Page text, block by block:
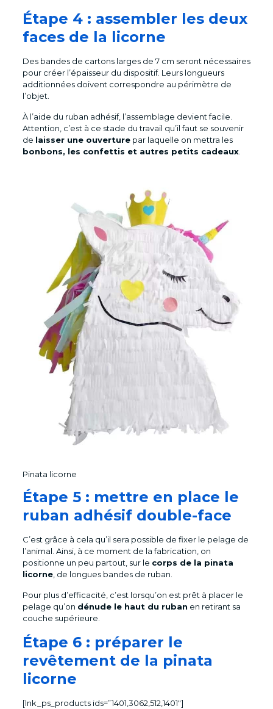
Étape 4 : assembler les deux
faces de la licorne
Des bandes de cartons larges de 7 cm seront nécessaires
pour créer l’épaisseur du dispositif. Leurs longueurs
additionnées doivent correspondre au périmètre de
l’objet.
À l’aide du ruban adhésif, l’assemblage devient facile.
Attention, c’est à ce stade du travail qu’il faut se souvenir
de laisser une ouverturepar laquelle on mettra les
bonbons, les confettis et autres petits cadeaux.
Pinata licorne
Étape 5 : mettre en place le
ruban adhésif double-face
C’est grâce à cela qu’il sera possible de fixer le pelage de
l’animal. Ainsi, à ce moment de la fabrication, on
positionne un peu partout, sur le corps de la pinata
licorne, de longues bandes de ruban.
Pour plus d’efficacité, c’est lorsqu’on est prêt à placer le
pelage qu’on dénude le haut du ruban en retirant sa
couche supérieure.
Étape 6 : préparer le
revêtement de la pinata
licorne
[lnk_ps_products ids=”1401,3062,512,1401″]